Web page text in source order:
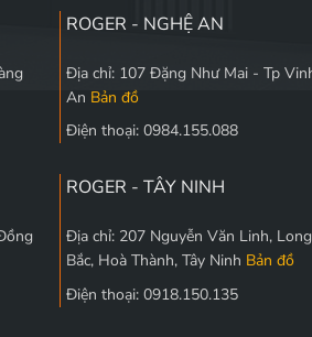
ROGER - NGHỆ AN
Địa chỉ: 107 Đặng Như Mai - Tp
An Bản đồ
Điện thoại: 0984.155.088
ROGER - TÂY NINH
Địa chỉ: 207 Nguyễn Văn Linh,
Bắc, Hoà Thành, Tây Ninh Bản đồ
Điện thoại: 0918.150.135